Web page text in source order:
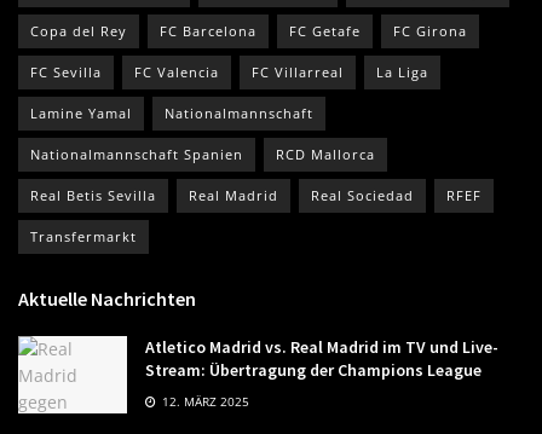
Copa del Rey FC Barcelona FC Getafe FC Girona
FC Sevilla FC Valencia FC Villarreal La Liga
Lamine Yamal Nationalmannschaft
Nationalmannschaft Spanien RCD Mallorca
Real Betis Sevilla Real Madrid Real Sociedad RFEF
Transfermarkt
Aktuelle Nachrichten
Atletico Madrid vs. Real Madrid im TV und Live-
Stream: Übertragung der Champions League
12. MÄRZ 2025